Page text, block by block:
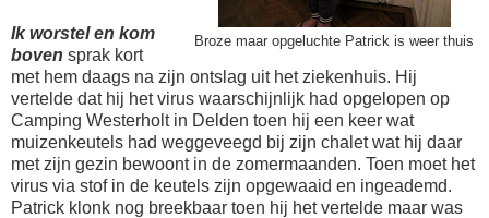
Broze maar opgeluchte Patrick is weer thuis
Ik worstel en kom
boven sprak kort
met hem daags na zijn ontslag uit het ziekenhuis. Hij
vertelde dat hij het virus waarschijnlijk had opgelopen op
Camping Westerholt in Delden toen hij een keer wat
muizenkeutels had weggeveegd bij zijn chalet wat hij daar
met zijn gezin bewoont in de zomermaanden. Toen moet het
virus via stof in de keutels zijn opgewaaid en ingeademd.
Patrick klonk nog breekbaar toen hij het vertelde maar was